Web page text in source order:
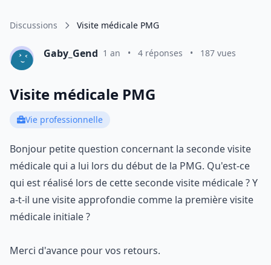
Discussions Visite médicale PMG
Gaby_Gend 1 an • 4 réponses • 187 vues
Visite médicale PMG
Vie professionnelle
Bonjour petite question concernant la seconde visite
médicale qui a lui lors du début de la PMG. Qu'est-ce
qui est réalisé lors de cette seconde visite médicale ? Y
a-t-il une visite approfondie comme la première visite
médicale initiale ?
Merci d'avance pour vos retours.